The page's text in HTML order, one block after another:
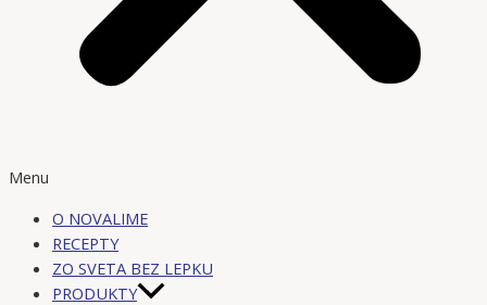
Menu
O NOVALIME
RECEPTY
ZO SVETA BEZ LEPKU
PRODUKTY